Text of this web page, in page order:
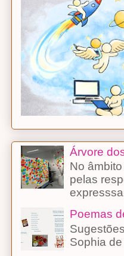
Árvore
No
pelas
Poemas
Sophia